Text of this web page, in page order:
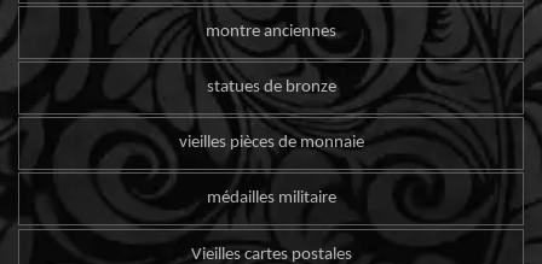
montre anciennes
statues de bronze
vieilles pièces de monnaie
médailles militaire
Vieilles cartes postales